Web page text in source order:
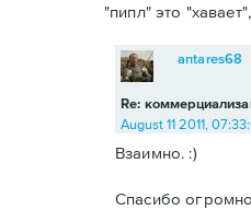
"пипл" это
Re:
antares68
August 11 2011,
Взаимно. :)
Спасибо